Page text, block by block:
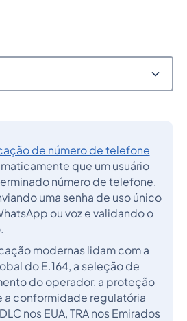
de número de telefone
que um usuário
número de telefone,
uma senha de uso único
ou voz e validando o
modernas lidam com a
do E.164, a seleção de
do operador, a proteção
a conformidade regulatória
nos EUA, TRA nos Emirados